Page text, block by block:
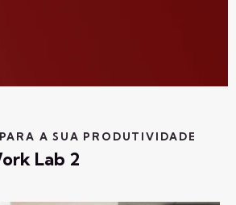
A SUA PRODUTIVIDADE
Lab 2